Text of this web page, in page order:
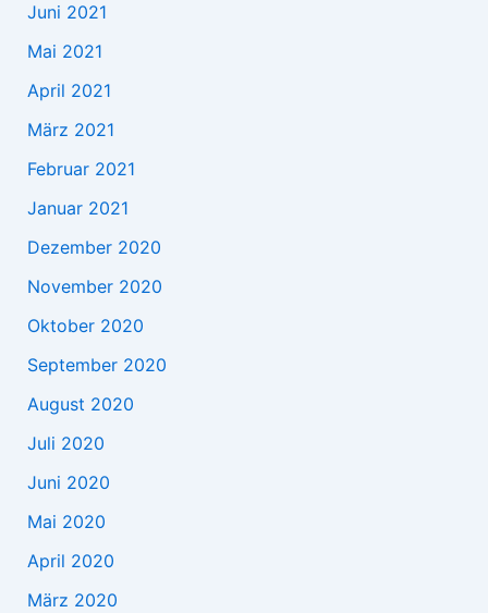
Juni 2021
Mai 2021
April 2021
März 2021
Februar 2021
Januar 2021
Dezember 2020
November 2020
Oktober 2020
September 2020
August 2020
Juli 2020
Juni 2020
Mai 2020
April 2020
März 2020